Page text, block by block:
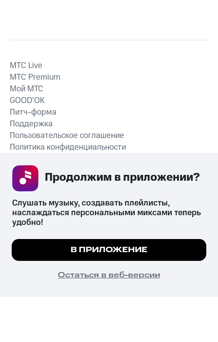
СКАЧАТЬ ПРИЛОЖЕНИЕ
MTС Live
MTС Premium
Мой МТС
GOOD’OK
Питч-форма
Поддержка
Пользовательское соглашение
Политика конфиденциальности
психотропных веществ, их аналогов причиняет вред здоровью,
их незаконный оборот запрещён и влечёт установленную
законодательством ответственность.
© 2026 ООО «КИОН».
Все права защищены
Мы используем куки, чтобы на сайте все
Подробнее
ПОНЯТНО
Слушать музыку, создавать плейлисты,
наслаждаться персональными миксами теперь
удобно!
В ПРИЛОЖЕНИЕ
Остаться в веб-версии